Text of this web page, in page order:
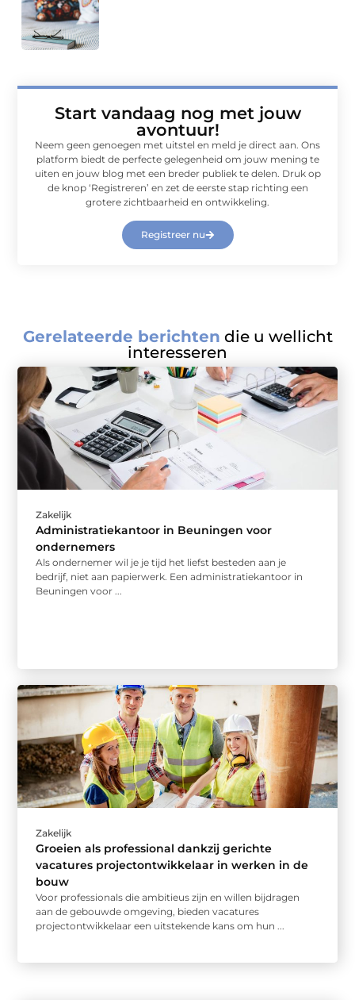
Start vandaag nog met jouw
avontuur!
Neem geen genoegen met uitstel en meld je direct aan. Ons
platform biedt de perfecte gelegenheid om jouw mening te
uiten en jouw blog met een breder publiek te delen. Druk op
de knop ‘Registreren’ en zet de eerste stap richting een
grotere zichtbaarheid en ontwikkeling.
Registreer nu
Gerelateerde berichten die u wellicht
interesseren
Zakelijk
Administratiekantoor in Beuningen voor
ondernemers
Als ondernemer wil je je tijd het liefst besteden aan je
bedrijf, niet aan papierwerk. Een administratiekantoor in
Beuningen voor ...
Zakelijk
Groeien als professional dankzij gerichte
vacatures projectontwikkelaar in werken in de
bouw
Voor professionals die ambitieus zijn en willen bijdragen
aan de gebouwde omgeving, bieden vacatures
projectontwikkelaar een uitstekende kans om hun ...